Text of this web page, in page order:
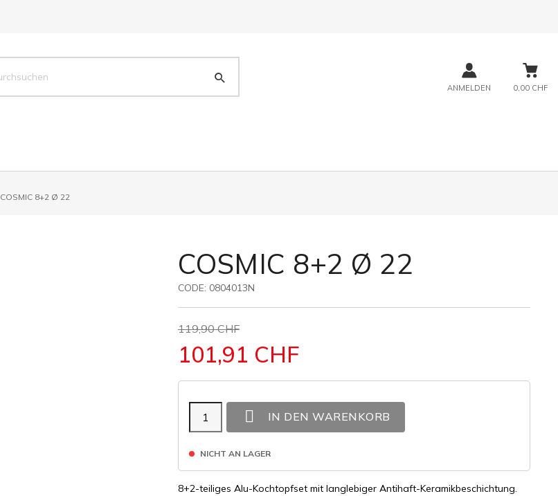
ANMELDEN 0,00 CHF
COSMIC 8+2 Ø 22
COSMIC 8+2 Ø 22
CODE: 0804013N
119,90 CHF
101,91 CHF
 IN DEN WARENKORB
NICHT AN LAGER
8+2-teiliges Alu-Kochtopfset mit langlebiger Antihaft-Keramikbeschichtung.